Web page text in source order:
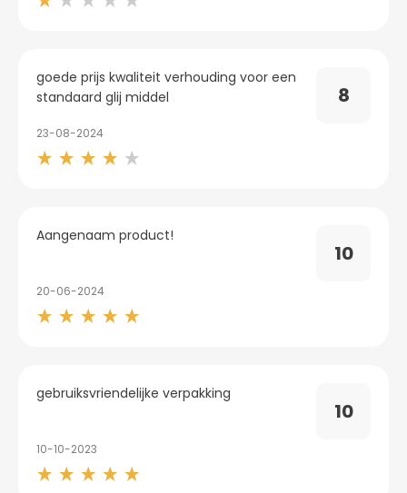
8
goede prijs kwaliteit verhouding voor een
standaard glij middel
23-08-2024
10
Aangenaam product!
20-06-2024
10
gebruiksvriendelijke verpakking
10-10-2023